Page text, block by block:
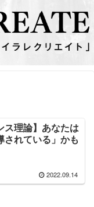
ス理論】あなたは
されている」かも
2022.09.14